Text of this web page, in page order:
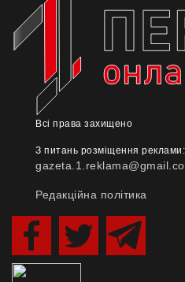
Всі права захищено
З питань розміщення реклами:
Редакційна політика